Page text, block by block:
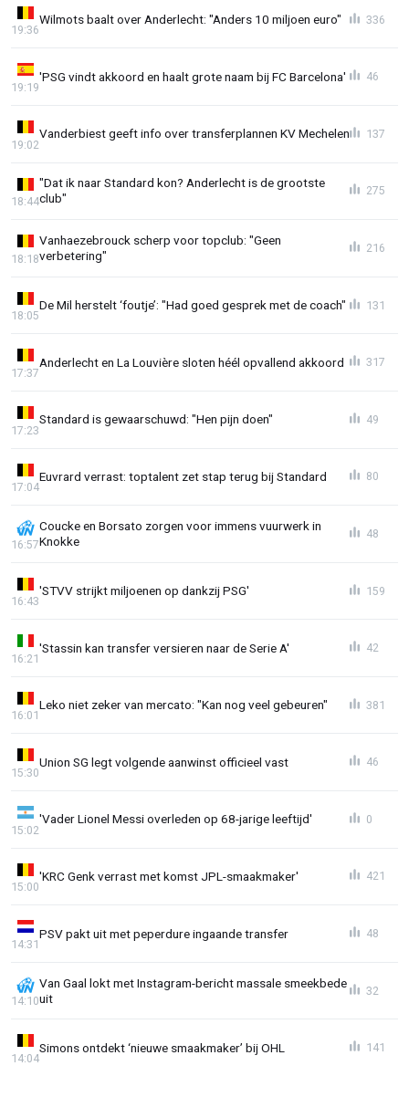
Wilmots baalt over Anderlecht: "Anders 10 miljoen euro"
19:36
336
'PSG vindt akkoord en haalt grote naam bij FC Barcelona'
19:19
46
Vanderbiest geeft info over transferplannen KV Mechelen
19:02
137
"Dat ik naar Standard kon? Anderlecht is de grootste
club"
18:44
275
Vanhaezebrouck scherp voor topclub: "Geen
verbetering"
18:18
216
De Mil herstelt ‘foutje’: "Had goed gesprek met de coach"
18:05
131
Anderlecht en La Louvière sloten héél opvallend akkoord
17:37
317
Standard is gewaarschuwd: "Hen pijn doen"
17:23
49
Euvrard verrast: toptalent zet stap terug bij Standard
17:04
80
Coucke en Borsato zorgen voor immens vuurwerk in
Knokke
16:57
48
'STVV strijkt miljoenen op dankzij PSG'
16:43
159
'Stassin kan transfer versieren naar de Serie A'
16:21
42
Leko niet zeker van mercato: "Kan nog veel gebeuren"
16:01
381
Union SG legt volgende aanwinst officieel vast
15:30
46
'Vader Lionel Messi overleden op 68-jarige leeftijd'
15:02
0
'KRC Genk verrast met komst JPL-smaakmaker'
15:00
421
PSV pakt uit met peperdure ingaande transfer
14:31
48
Van Gaal lokt met Instagram-bericht massale smeekbede
uit
14:10
32
Simons ontdekt ‘nieuwe smaakmaker’ bij OHL
14:04
141